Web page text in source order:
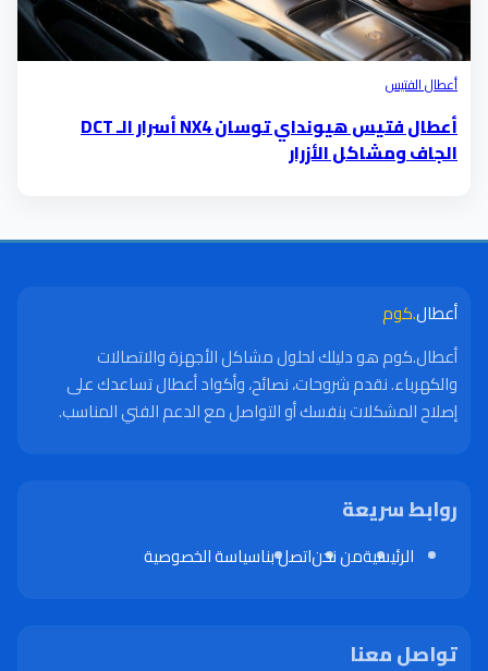
أعطال الفتيس
أعطال فتيس هيونداي توسان NX4 أسرار الـ DCT
الجاف ومشاكل الأزرار
أعطال.كوم
أعطال.كوم هو دليلك لحلول مشاكل الأجهزة والاتصالات
والكهرباء. نقدم شروحات، نصائح، وأكواد أعطال تساعدك على
إصلاح المشكلات بنفسك أو التواصل مع الدعم الفني المناسب.
روابط سريعة
الرئيسيةمن نحناتصل بناسياسة الخصوصية
تواصل معنا